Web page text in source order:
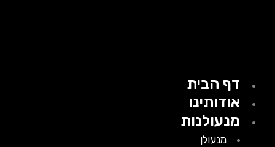
דף הבית
אודותינו
מנעולנות
מנעולן